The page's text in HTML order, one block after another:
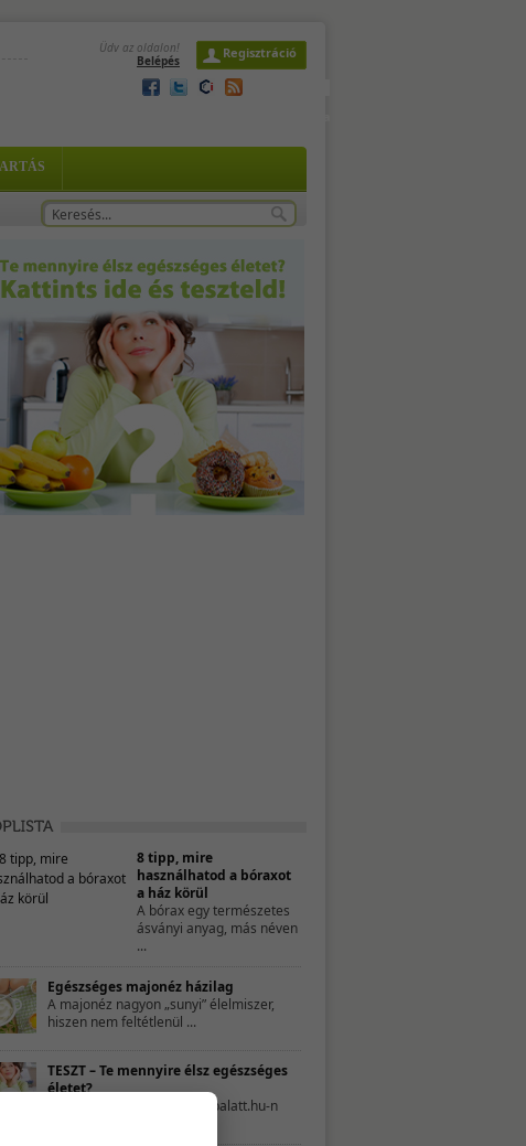
sok
Üdv az oldalon!
Belépés
Regisztráció
8 tipp, mire
használhatod a bóraxot
a ház körül
A bórax egy természetes
ásványi anyag, más néven
...
Egészséges majonéz házilag
A majonéz nagyon „sunyi” élelmiszer,
hiszen nem feltétlenül ...
TESZT – Te mennyire élsz egészséges
életet?
A következő tesztet a 21napalatt.hu-n